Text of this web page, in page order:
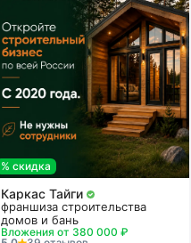
% скидка
Каркас Тайги
франшиза строительства
домов и бань
Вложения от 380 000 ₽